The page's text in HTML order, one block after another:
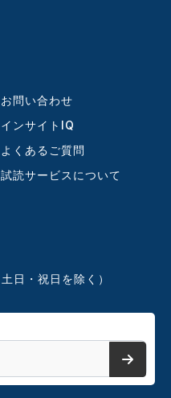
お問い合わせ
インサイトIQ
よくあるご質問
試読サービスについて
日・祝日を除く）